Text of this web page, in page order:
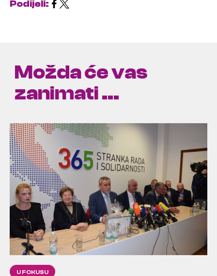
Podijeli:
Možda će vas
zanimati ...
U FOKUSU